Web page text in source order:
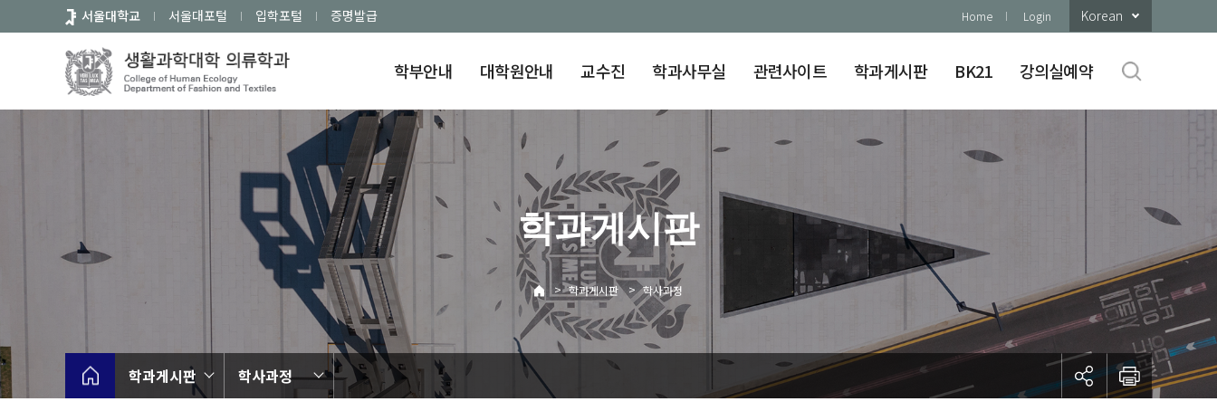
로
서울대학교 서울대포털 입학포털 증명발급 Home Login Korean
학부안내 대학원안내 교수진 학과사무실 관련사이트 학과게시판 BK21 강의실예약
학과게시판
> 학과게시판 > 학사과정
학과게시판 학사과정